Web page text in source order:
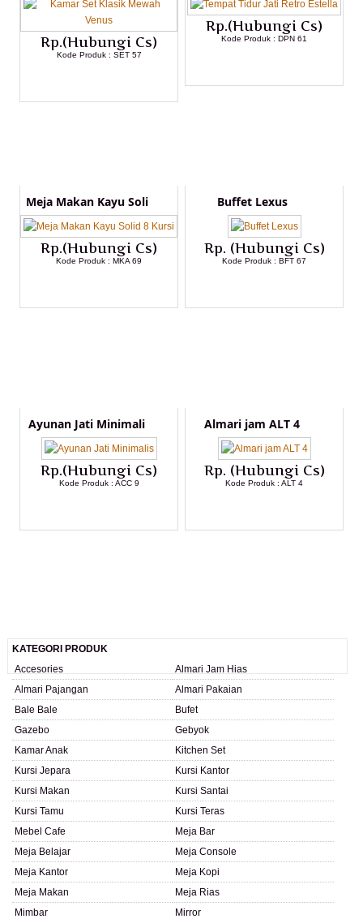
Rp.(Hubungi Cs)
Kode Produk : SET 57
Rp.(Hubungi Cs)
Kode Produk : DPN 61
Meja Makan Kayu Soli
Rp.(Hubungi Cs)
Kode Produk : MKA 69
Buffet Lexus
Rp. (Hubungi Cs)
Kode Produk : BFT 67
Ayunan Jati Minimali
Rp.(Hubungi Cs)
Kode Produk : ACC 9
Almari jam ALT 4
Rp. (Hubungi Cs)
Kode Produk : ALT 4
KATEGORI PRODUK
Accesories
Almari Jam Hias
Almari Pajangan
Almari Pakaian
Bale Bale
Bufet
Gazebo
Gebyok
Kamar Anak
Kitchen Set
Kursi Jepara
Kursi Kantor
Kursi Makan
Kursi Santai
Kursi Tamu
Kursi Teras
Mebel Cafe
Meja Bar
Meja Belajar
Meja Console
Meja Kantor
Meja Kopi
Meja Makan
Meja Rias
Mimbar
Mirror